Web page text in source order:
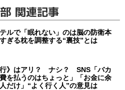
関連記事
ルで「眠れない」のは脳の防衛本
ぎる枕を調整する“裏技”とは
行》はアリ？ ナシ？ SNS「バカ
を払うのはちょっと」「お金に余
だけ」“よく行く人”の意見は